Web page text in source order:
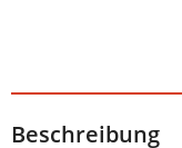
Beschreibung